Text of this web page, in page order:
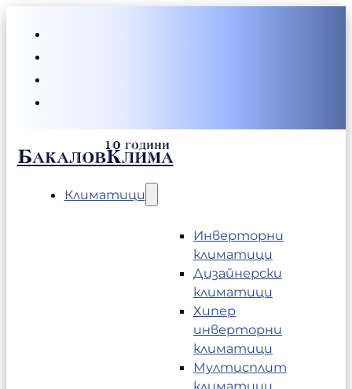
БакаловКлима
Климатици
Инверторни
климатици
Дизайнерски
климатици
Хипер
инверторни
климатици
Мултисплит
климатици